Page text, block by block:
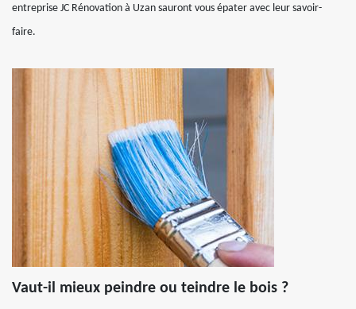
entreprise JC Rénovation à Uzan sauront vous épater avec leur savoir-
faire.
Vaut-il mieux peindre ou teindre le bois ?